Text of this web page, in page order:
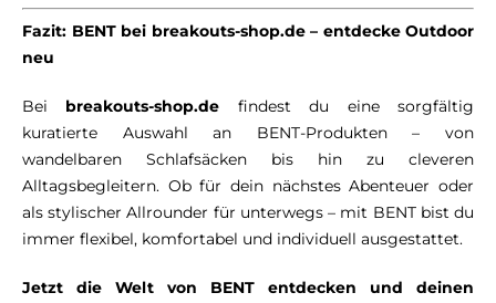
Fazit: BENT bei breakouts-shop.de – entdecke Outdoor
neu
Bei breakouts-shop.de findest du eine sorgfältig
kuratierte Auswahl an BENT-Produkten – von
wandelbaren Schlafsäcken bis hin zu cleveren
Alltagsbegleitern. Ob für dein nächstes Abenteuer oder
als stylischer Allrounder für unterwegs – mit BENT bist du
immer flexibel, komfortabel und individuell ausgestattet.
Jetzt die Welt von BENT entdecken und deinen